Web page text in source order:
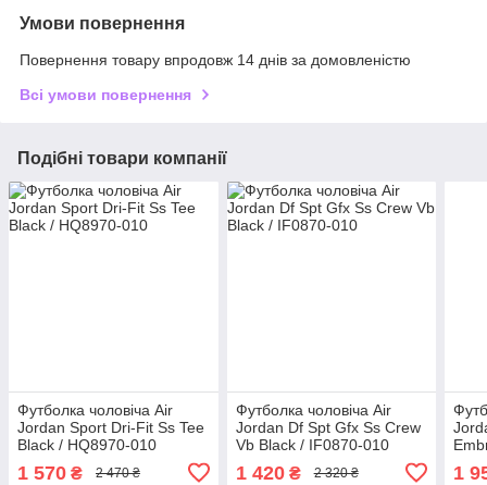
Умови повернення
Повернення товару впродовж 14 днів за домовленістю
Всі умови повернення
Подібні товари компанії
Футболка чоловіча Air
Jordan Sport Dri-Fit Ss Tee
Black / HQ8970-010
1 570 ₴ 2 470 ₴
Футболка чоловіча Air
Jordan Df Spt Gfx Ss Crew
Vb Black / IF0870-010
1 420₴ 2 320 ₴ 1